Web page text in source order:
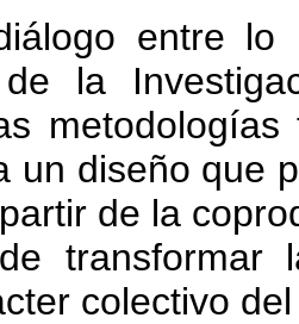
entre
de la
metodologías
un diseño que
de la
colectivo